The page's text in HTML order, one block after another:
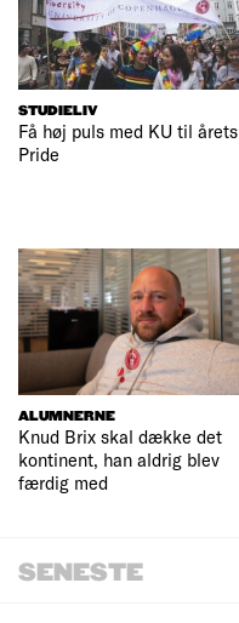
STUDIELIV
Få høj puls med KU til årets
Pride
ALUMNERNE
Knud Brix skal dække det
kontinent, han aldrig blev
færdig med
SENESTE